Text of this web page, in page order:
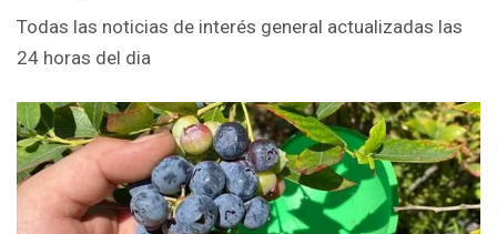
Todas las noticias de interés general actualizadas las
24 horas del dia